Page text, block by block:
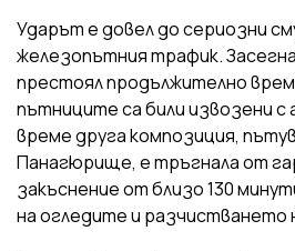
Ударът е довел до сериозни
железопътния трафик.
престоял продължително
пътниците са били извозени
време друга композиция,
Панагюрище, е тръгнала от
закъснение от близо 130
на огледите и разчистването